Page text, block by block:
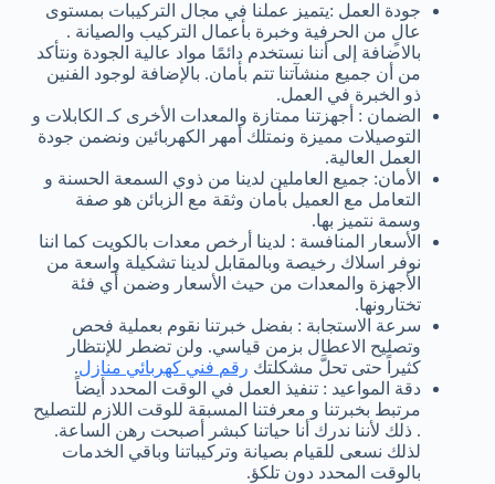
جودة العمل :يتميز عملنا في مجال التركيبات بمستوى
عالٍ من الحرفية وخبرة بأعمال التركيب والصيانة .
بالاضافة إلى أننا نستخدم دائمًا مواد عالية الجودة ونتأكد
من أن جميع منشآتنا تتم بأمان. بالإضافة لوجود الفنين
ذو الخبرة في العمل.
الضمان : أجهزتنا ممتازة والمعدات الأخرى كـ الكابلات و
التوصيلات مميزة ونمتلك أمهر الكهربائين ونضمن جودة
العمل العالية.
الأمان: جميع العاملين لدينا من ذوي السمعة الحسنة و
التعامل مع العميل بأمان وثقة مع الزبائن هو صفة
وسمة نتميز بها.
الأسعار المنافسة : لدينا أرخص معدات بالكويت كما اننا
نوفر اسلاك رخيصة وبالمقابل لدينا تشكيلة واسعة من
الأجهزة والمعدات من حيث الأسعار وضمن أي فئة
تختارونها.
سرعة الاستجابة : بفضل خبرتنا نقوم بعملية فحص
وتصليح الاعطال بزمن قياسي. ولن تضطر للإنتظار
كثيراً حتى تحلَّ مشكلتك رقم فني كهربائي منازل.
دقة المواعيد : تنفيذ العمل في الوقت المحدد أيضاً
مرتبط بخبرتنا و معرفتنا المسبقة للوقت اللازم للتصليح
. ذلك لأننا ندرك أنا حياتنا كبشر أصبحت رهن الساعة.
لذلك نسعى للقيام بصيانة وتركيباتنا وباقي الخدمات
بالوقت المحدد دون تلكؤ.